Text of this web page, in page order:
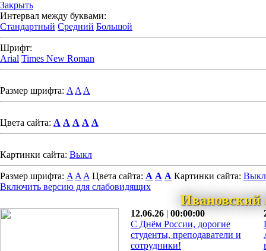
Закрыть
Интервал между буквами:
Стандартный Средний Большой
Шрифт:
Arial Times New Roman
Размер шрифта: A A A
Цвета сайта: A A A A A
Картинки сайта: Выкл
Размер шрифта: A A A Цвета сайта: A A A Картинки сайта: Выкл
Включить версию для слабовидящих
12.06.26 | 00:00:00
С Днём России, дорогие
студенты, преподаватели и
сотрудники!